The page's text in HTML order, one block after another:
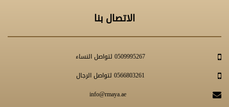
الاتصال بنا
0509995267 لتواصل النساء
0566803261 لتواصل الرجال
info@rmaya.ae